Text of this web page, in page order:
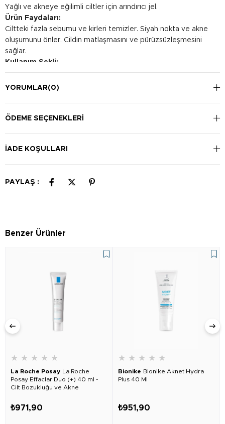
Yağlı ve akneye eğilimli ciltler için arındırıcı jel.
Ürün Faydaları:
Ciltteki fazla sebumu ve kirleri temizler. Siyah nokta ve akne
oluşumunu önler. Cildin matlaşmasını ve pürüzsüzleşmesini
sağlar.
Kullanım Şekli:
Günde 2 kez nemli cilde uygulayın. Hafifçe masaj yaparak
köpürtün ve bol suyla durulayın. Göz çevresi ile temasından
YORUMLAR(0)
ÖDEME SEÇENEKLERI
İADE KOŞULLARI
PAYLAŞ :
Benzer Ürünler
★ ★ ★ ★ ★
La Roche Posay La Roche
Posay Effaclar Duo (+) 40 ml -
Cilt Bozukluğu ve Akne
₺971,90
★ ★ ★ ★ ★
Bionike Bionike Aknet Hydra
Plus 40 Ml
₺951,90